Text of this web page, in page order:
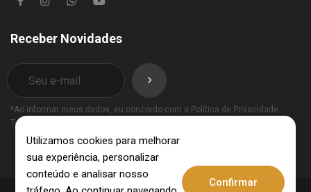
Receber Novidades
*Ao informar meus dados, eu concordo com a Política de Privacidade
Termos de Uso
Utilizamos cookies para melhorar
sua experiência, personalizar
conteúdo e analisar nosso
Confirmar